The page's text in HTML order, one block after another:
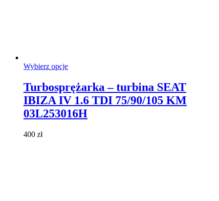
Wybierz opcjeTen
wiele
wariantów.
Opcje
można
Turbosprężarka – turbina SEAT
IBIZA IV 1.6 TDI 75/90/105 KM
03L253016H
400 zł